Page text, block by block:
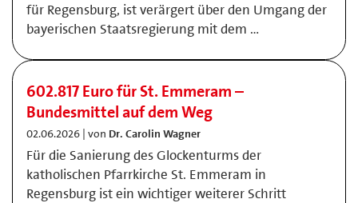
für Regensburg, ist verärgert über den Umgang der
bayerischen Staatsregierung mit dem …
602.817 Euro für St. Emmeram –
Bundesmittel auf dem Weg
02.06.2026 | von Dr. Carolin Wagner
Für die Sanierung des Glockenturms der
katholischen Pfarrkirche St. Emmeram in
Regensburg ist ein wichtiger weiterer Schritt